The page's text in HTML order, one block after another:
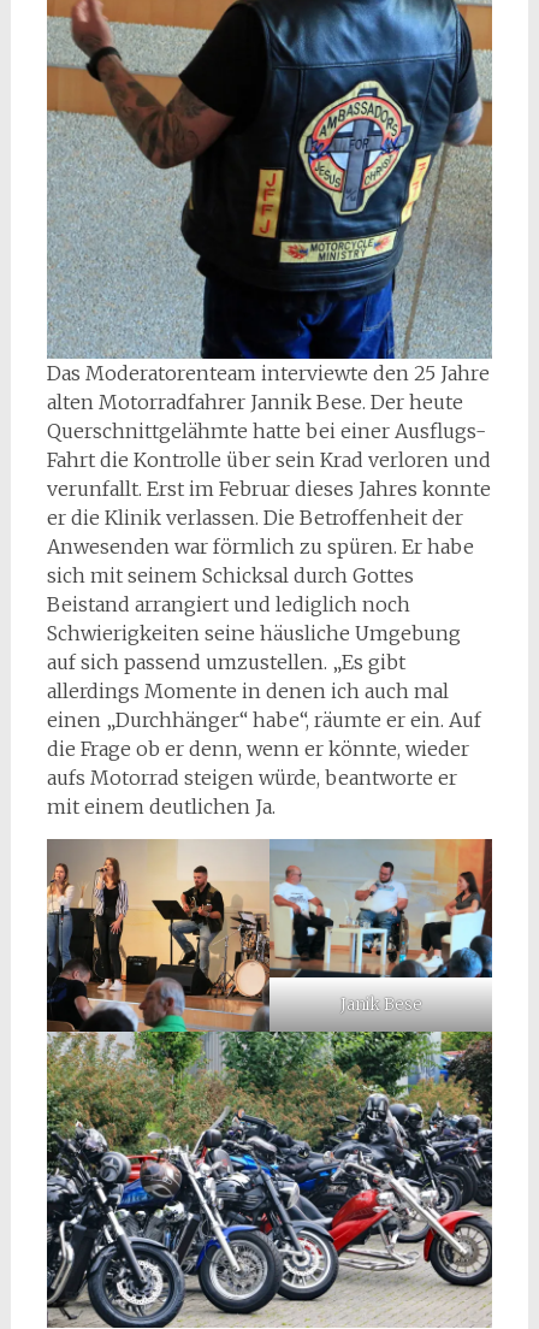
Das Moderatorenteam interviewte den 25 Jahre
alten Motorradfahrer Jannik Bese. Der heute
Querschnittgelähmte hatte bei einer Ausflugs-
Fahrt die Kontrolle über sein Krad verloren und
verunfallt. Erst im Februar dieses Jahres konnte
er die Klinik verlassen. Die Betroffenheit der
Anwesenden war förmlich zu spüren. Er habe
sich mit seinem Schicksal durch Gottes
Beistand arrangiert und lediglich noch
Schwierigkeiten seine häusliche Umgebung
auf sich passend umzustellen. „Es gibt
allerdings Momente in denen ich auch mal
einen „Durchhänger“ habe“, räumte er ein. Auf
die Frage ob er denn, wenn er könnte, wieder
aufs Motorrad steigen würde, beantworte er
mit einem deutlichen Ja.
Janik Bese